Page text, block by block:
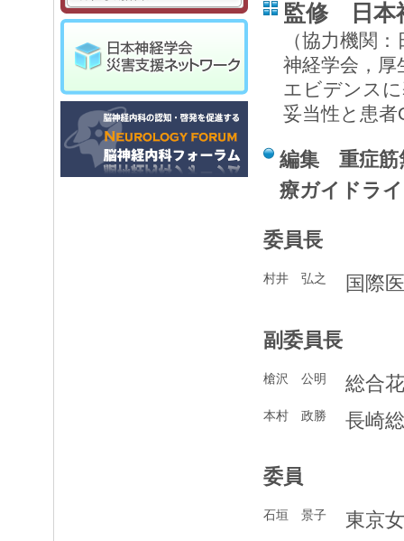
監修 日本
（協力機関
神経学会，厚
エビデンス
妥当性と患者
編集 重症筋
療ガイドラ
委員長
村井 弘之 国際
副委員長
槍沢 公明 総合
本村 政勝 長崎
委員
石垣 景子 東京